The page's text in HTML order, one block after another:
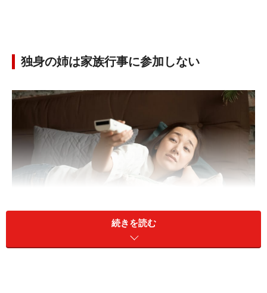
独身の姉は家族行事に参加しない
続きを読む